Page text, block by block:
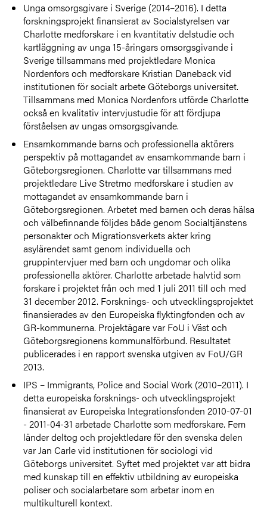
Unga omsorgsgivare i Sverige (2014–2016). I detta
forskningsprojekt finansierat av Socialstyrelsen var
Charlotte medforskare i en kvantitativ delstudie och
kartläggning av unga 15-åringars omsorgsgivande i
Sverige tillsammans med projektledare Monica
Nordenfors och medforskare Kristian Daneback vid
institutionen för socialt arbete Göteborgs universitet.
Tillsammans med Monica Nordenfors utförde Charlotte
också en kvalitativ intervjustudie för att fördjupa
förståelsen av ungas omsorgsgivande.
Ensamkommande barns och professionella aktörers
perspektiv på mottagandet av ensamkommande barn i
Göteborgsregionen. Charlotte var tillsammans med
projektledare Live Stretmo medforskare i studien av
mottagandet av ensamkommande barn i
Göteborgsregionen. Arbetet med barnen och deras hälsa
och välbefinnande följdes både genom Socialtjänstens
personakter och Migrationsverkets akter kring
asylärendet samt genom individuella och
gruppintervjuer med barn och ungdomar och olika
professionella aktörer. Charlotte arbetade halvtid som
forskare i projektet från och med 1 juli 2011 till och med
31 december 2012. Forsknings- och utvecklingsprojektet
finansierades av den Europeiska flyktingfonden och av
GR-kommunerna. Projektägare var FoU i Väst och
Göteborgsregionens kommunalförbund. Resultatet
publicerades i en rapport svenska utgiven av FoU/GR
2013.
IPS – Immigrants, Police and Social Work (2010–2011). I
detta europeiska forsknings- och utvecklingsprojekt
finansierat av Europeiska Integrationsfonden 2010-07-01
- 2011-04-31 arbetade Charlotte som medforskare. Fem
länder deltog och projektledare för den svenska delen
var Jan Carle vid institutionen för sociologi vid
Göteborgs universitet. Syftet med projektet var att bidra
med kunskap till en effektiv utbildning av europeiska
poliser och socialarbetare som arbetar inom en
multikulturell kontext.